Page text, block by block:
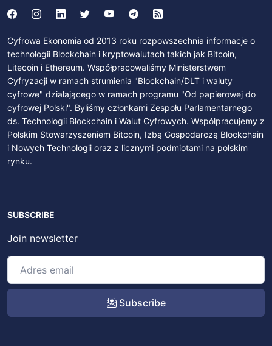
Cyfrowa Ekonomia od 2013 roku rozpowszechnia informacje o
technologii Blockchain i kryptowalutach takich jak Bitcoin,
Litecoin i Ethereum. Współpracowaliśmy Ministerstwem
Cyfryzacji w ramach strumienia "Blockchain/DLT i waluty
cyfrowe" działającego w ramach programu "Od papierowej do
cyfrowej Polski". Byliśmy członkami Zespołu Parlamentarnego
ds. Technologii Blockchain i Walut Cyfrowych. Współpracujemy z
Polskim Stowarzyszeniem Bitcoin, Izbą Gospodarczą Blockchain
i Nowych Technologii oraz z licznymi podmiotami na polskim
rynku.
SUBSCRIBE
Join newsletter
Subscribe